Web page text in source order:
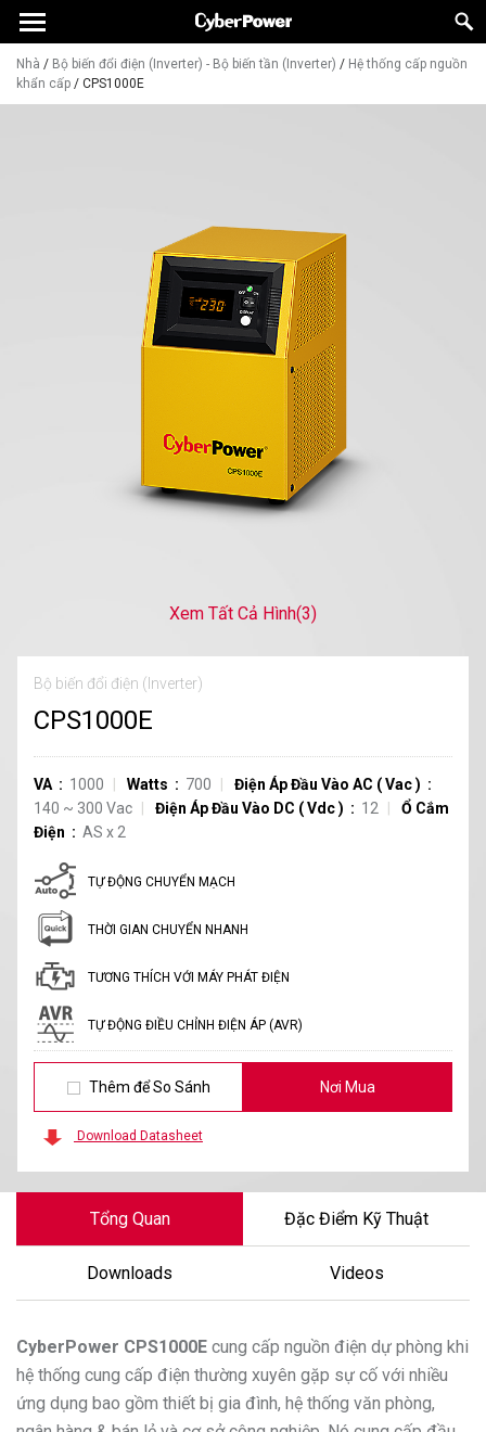
Nhà / Bộ biến đổi điện (Inverter) - Bộ biến tần (Inverter) / Hệ thống cấp nguồn
khẩn cấp / CPS1000E
Xem Tất Cả Hình(3)
Bộ biến đổi điện (Inverter)
CPS1000E
VA 1000 Watts 700 Điện Áp Đầu Vào AC (Vac)
140 ~ 300 Vac Điện Áp Đầu Vào DC (Vdc) 12
Ổ Cắm
Điện
AS x 2
TỰ ĐỘNG CHUYỂN MẠCH
THỜI GIAN CHUYỂN NHANH
TƯƠNG THÍCH VỚI MÁY PHÁT ĐIỆN
TỰ ĐỘNG ĐIỀU CHỈNH ĐIỆN ÁP (AVR)
Thêm để So Sánh Nơi Mua
Download Datasheet
Tổng Quan Đặc Điểm Kỹ Thuật
Downloads Videos
CyberPower CPS1000E cung cấp nguồn điện dự phòng khi
hệ thống cung cấp điện thường xuyên gặp sự cố với nhiều
ứng dụng bao gồm thiết bị gia đình, hệ thống văn phòng,